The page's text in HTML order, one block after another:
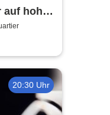
auf hoher
20:30 Uhr